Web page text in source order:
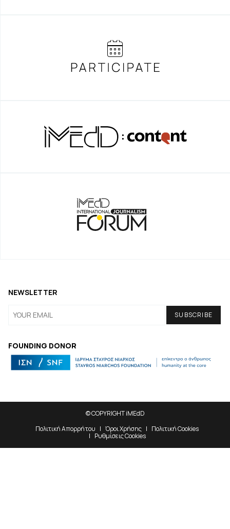
FOUNDING DONOR
NEWSLETTER
© COPYRIGHT iMEdD
Πολιτική Απορρήτου
Όροι Χρήσης
Πολιτική Cookies
Ρυθμίσεις Cookies